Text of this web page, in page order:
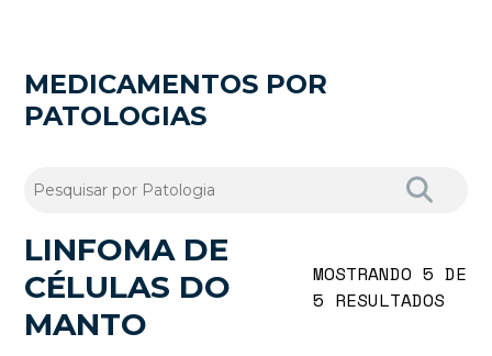
MEDICAMENTOS POR
PATOLOGIAS
LINFOMA DE
CÉLULAS DO
MANTO
MOSTRANDO 5 DE
5 RESULTADOS